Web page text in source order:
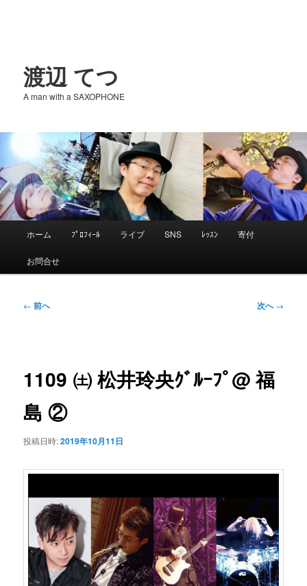
渡辺 てつ
A man with a SAXOPHONE
メ
イ
ン
ン
テ
へ
移
ホーム ﾌﾟﾛﾌｨｰﾙ ライブ SNS ﾚｯｽﾝ 寄付
お問合せ
投
ゲ
シ
ン
← 前へ 次へ→
1109 ㈯ 松井玲央ｸﾞﾙｰﾌﾟ@ 福
島 ②
投稿日時:2019年10月11日